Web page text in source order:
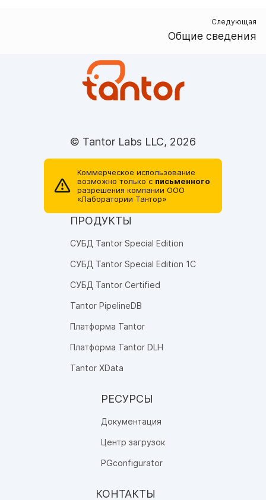
Следующая
Общие сведения
© Tantor Labs LLC, 2026
Коммерческое использование
возможно только с письменного
разрешения компании ОOO
«Лаборатории Тантор»
ПРОДУКТЫ
СУБД Tantor Special Edition
СУБД Tantor Special Edition 1C
СУБД Tantor Certified
Tantor PipelineDB
Платформа Tantor
Платформа Tantor DLH
Tantor XData
РЕСУРСЫ
Документация
Центр загрузок
PGconfigurator
КОНТАКТЫ